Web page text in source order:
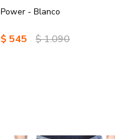
Power - Blanco
$ 545 $1.090